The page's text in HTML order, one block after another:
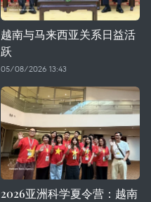
越南与马来西亚关系日益活
跃
05/08/2026 13:43
2026亚洲科学夏令营：越南